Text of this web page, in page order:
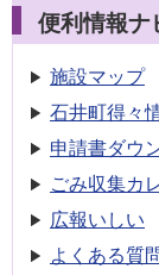
便利情報ナ
施設マップ
石井町得々
申請書ダウ
ごみ収集カ
広報いしい
よくある質